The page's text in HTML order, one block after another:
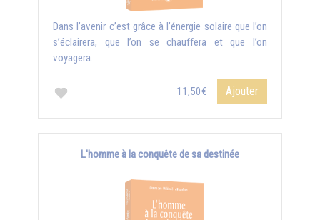
Dans l’avenir c’est grâce à l’énergie solaire que l’on
s’éclairera, que l’on se chauffera et que l’on
voyagera.
11,50€ Ajouter
L'homme à la conquête de sa destinée